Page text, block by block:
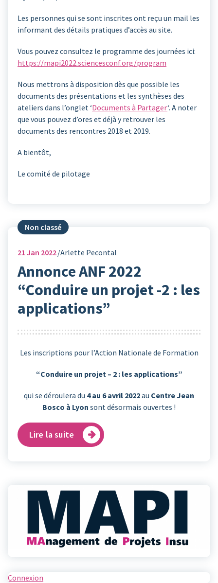
Les personnes qui se sont inscrites ont reçu un mail les
informant des détails pratiques d’accès au site.
Vous pouvez consultez le programme des journées ici:
https://mapi2022.sciencesconf.org/program
Nous mettrons à disposition dès que possible les
documents des présentations et les synthèses des
ateliers dans l’onglet ‘Documents à Partager‘. A noter
que vous pouvez d’ores et déjà y retrouver les
documents des rencontres 2018 et 2019.
A bientôt,
Le comité de pilotage
Non classé
21 Jan 2022 Arlette Pecontal
Annonce ANF 2022
“Conduire un projet -2 : les
applications”
Les inscriptions pour l’Action Nationale de Formation
“Conduire un projet – 2 : les applications”
qui se déroulera du 4 au 6 avril 2022au Centre Jean
Bosco à Lyon sont désormais ouvertes !
Lire la suite
Connexion